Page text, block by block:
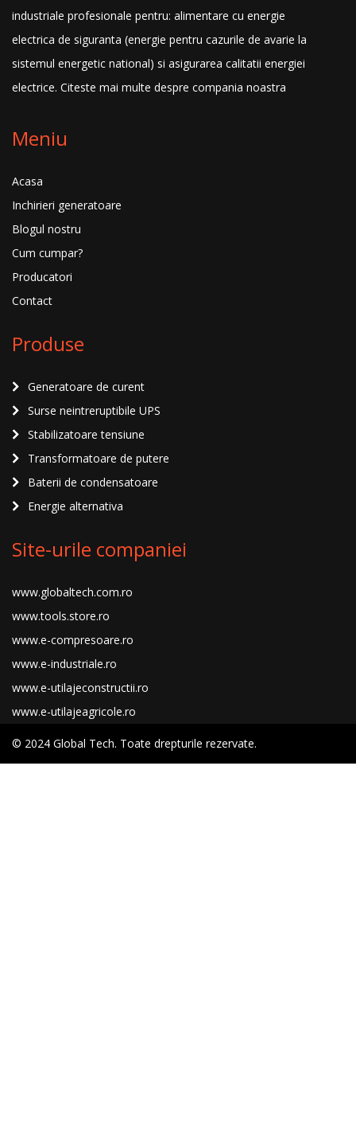
industriale profesionale pentru: alimentare cu energie
electrica de siguranta (energie pentru cazurile de avarie la
sistemul energetic national) si asigurarea calitatii energiei
electrice. Citeste mai multe despre compania noastra
Meniu
Acasa
Inchirieri generatoare
Blogul nostru
Cum cumpar?
Producatori
Contact
Produse
Generatoare de curent
Surse neintreruptibile UPS
Stabilizatoare tensiune
Transformatoare de putere
Baterii de condensatoare
Energie alternativa
Site-urile companiei
www.globaltech.com.ro
www.tools.store.ro
www.e-compresoare.ro
www.e-industriale.ro
www.e-utilajeconstructii.ro
www.e-utilajeagricole.ro
© 2024 Global Tech. Toate drepturile rezervate.